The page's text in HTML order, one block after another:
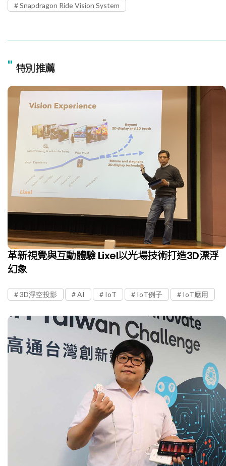
Snapdragon Ride Vision System
" 特別推薦
革新視覺與互動體驗 Lixel以光場技術打造3D漂浮
幻象
3D浮空投影 AI IoT IoT例子 IoT應用